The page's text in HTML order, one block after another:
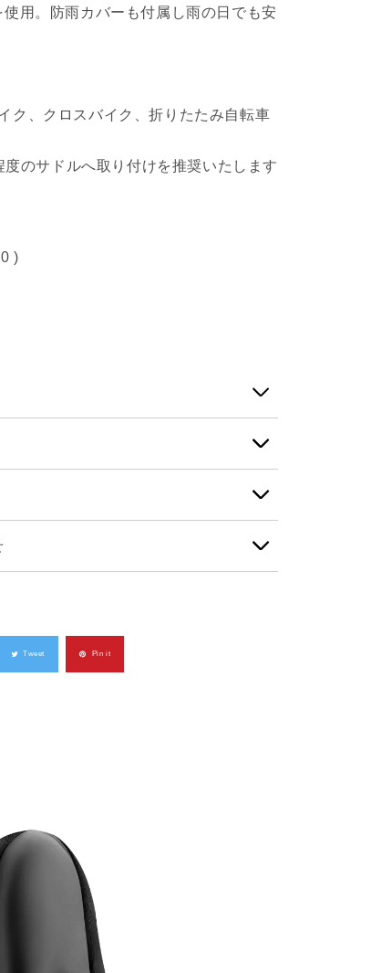
用。防雨カバーも付属し雨の日でも安
ク、クロスバイク、折りたたみ自転車
のサドルへ取り付けを推奨いたします
)
Tweet Pin it